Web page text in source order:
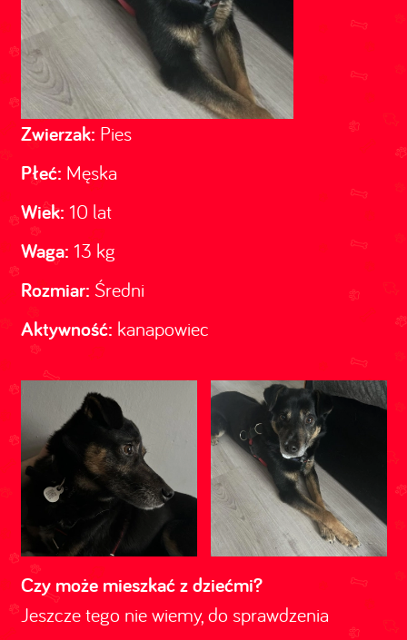
Zwierzak: Pies
Płeć: Męska
Wiek: 10 lat
Waga: 13 kg
Rozmiar: Średni
Aktywność: kanapowiec
Czy może mieszkać z dziećmi?
Jeszcze tego nie wiemy, do sprawdzenia